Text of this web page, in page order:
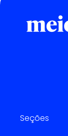
Seções